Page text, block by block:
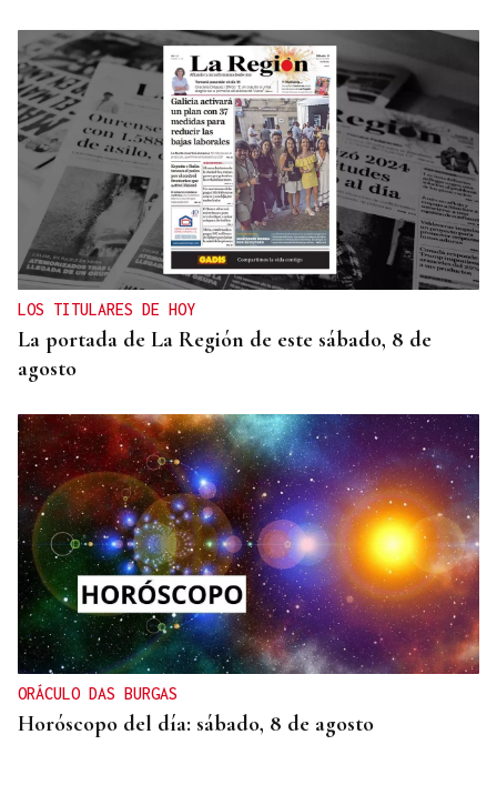
LOS TITULARES DE HOY
La portada de La Región de este sábado, 8 de
agosto
ORÁCULO DAS BURGAS
Horóscopo del día: sábado, 8 de agosto